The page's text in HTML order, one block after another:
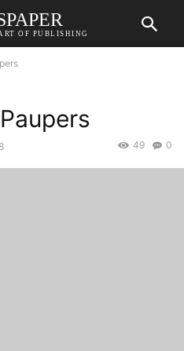
OF PUBLISHING
0
49